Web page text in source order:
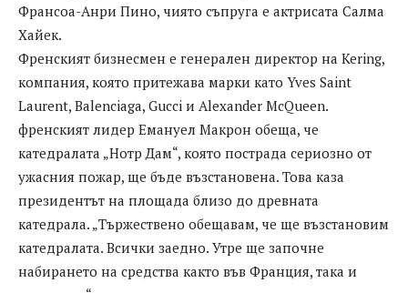
Франсоа-Анри Пино, чиято съпруга е актрисата Салма
Хайек.
Френският бизнесмен е генерален директор на Kering,
компания, която притежава марки като Yves Saint
Laurent, Balenciaga, Gucci и Alexander McQueen.
френският лидер Емануел Макрон обеща, че
катедралата „Нотр Дам“, която пострада сериозно от
ужасния пожар, ще бъде възстановена. Това каза
президентът на площада близо до древната
катедрала. „Тържествено обещавам, че ще възстановим
катедралата. Всички заедно. Утре ще започне
набирането на средства както във Франция, така и